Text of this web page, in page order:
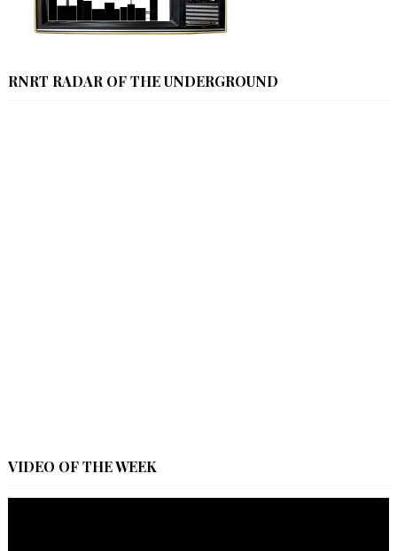
RNRT RADAR OF THE UNDERGROUND
VIDEO OF THE WEEK